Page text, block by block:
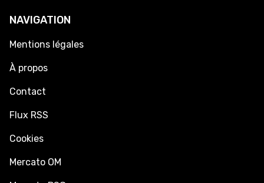
NAVIGATION
Mentions légales
À propos
Contact
Flux RSS
Cookies
Mercato OM